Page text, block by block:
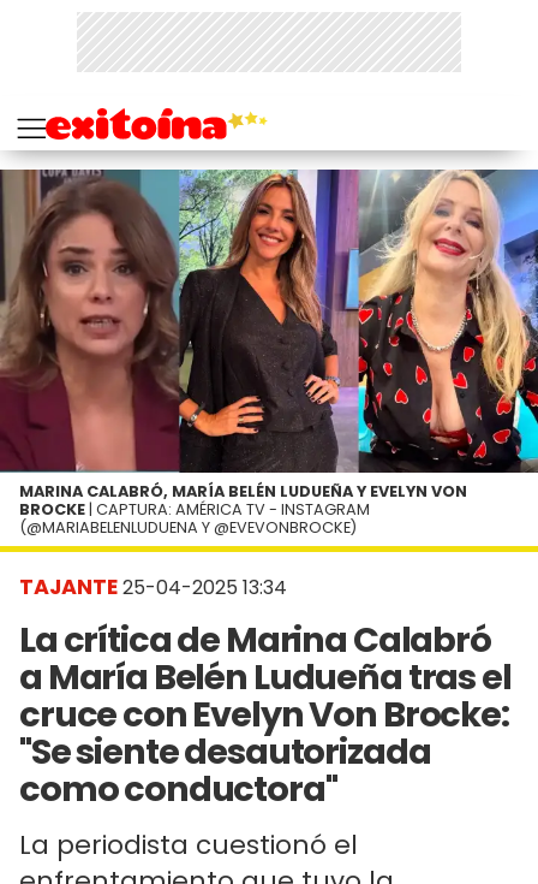
TAJANTE25-04-2025 13:34
La crítica de Marina Calabró
a María Belén Ludueña tras el
cruce con Evelyn Von Brocke:
"Se siente desautorizada
como conductora"
La periodista cuestionó el
MARINA CALABRÓ, MARÍA BELÉN LUDUEÑA Y EVELYN VON
BROCKE | CAPTURA: AMÉRICA TV - INSTAGRAM
(@MARIABELENLUDUENA Y @EVEVONBROCKE)